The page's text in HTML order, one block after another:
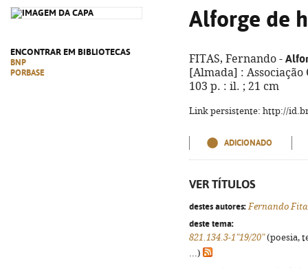
ENCONTRAR EM BIBLIOTECAS
BNP
PORBASE
Alforge de
FITAS, Fernando -
[Almada] :
103 p. : il. ; 21 cm
Link persistente: http://
ADICIONADO
VER TÍTULOS
destes autores: Fernando
deste tema:
821.134.3-1"19/20"(poesia,
...)